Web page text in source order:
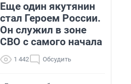
Еще один якутянин
стал Героем России.
Он служил в зоне
СВО с самого начала
1 442 Обсудить